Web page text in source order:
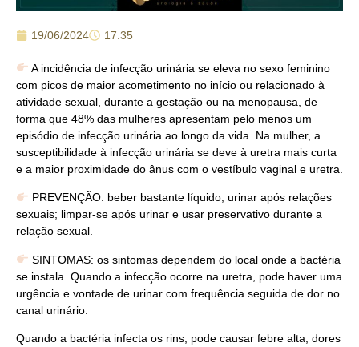
19/06/2024 17:35
A incidência de infecção urinária se eleva no sexo feminino
com picos de maior acometimento no início ou relacionado à
atividade sexual, durante a gestação ou na menopausa, de
forma que 48% das mulheres apresentam pelo menos um
episódio de infecção urinária ao longo da vida. Na mulher, a
susceptibilidade à infecção urinária se deve à uretra mais curta
e a maior proximidade do ânus com o vestíbulo vaginal e uretra.
PREVENÇÃO: beber bastante líquido; urinar após relações
sexuais; limpar-se após urinar e usar preservativo durante a
relação sexual.
SINTOMAS: os sintomas dependem do local onde a bactéria
se instala. Quando a infecção ocorre na uretra, pode haver uma
urgência e vontade de urinar com frequência seguida de dor no
canal urinário.
Quando a bactéria infecta os rins, pode causar febre alta, dores